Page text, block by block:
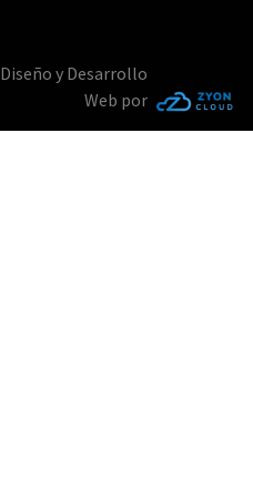
Diseño y Desarrollo
Web por